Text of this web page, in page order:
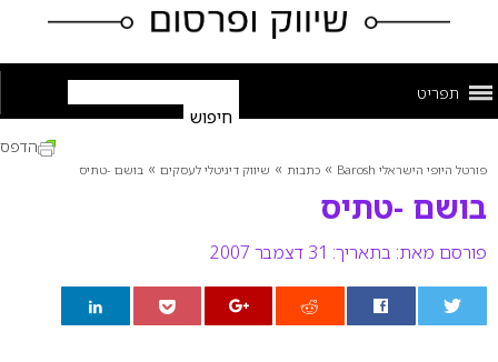
תפריט
פורטל היופי הישראלי Barosh » כתבות » שיווק דיגיטלי לעסקים » בושם -טתיס
בושם -טתיס
פורסם מאת: בתאריך: 31 דצמבר 2007
הדפס